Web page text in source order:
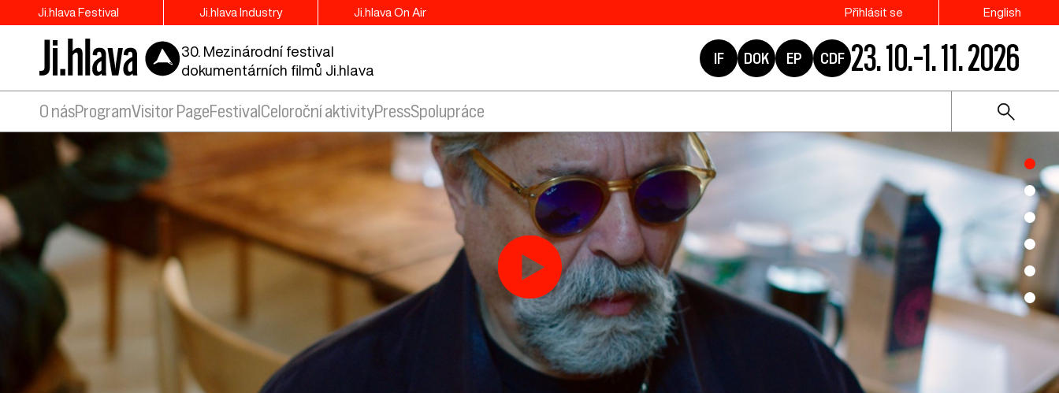
Ji.hlava Festival Ji.hlava Industry Ji.hlava On Air Přihlásit se English
30. Mezinárodní festival
dokumentárních filmů Ji.hlava
IF DOK EP CDF 23. 10.–1. 11. 2026
O násProgramVisitor PageFestival Celoroční aktivityPressSpolupráce